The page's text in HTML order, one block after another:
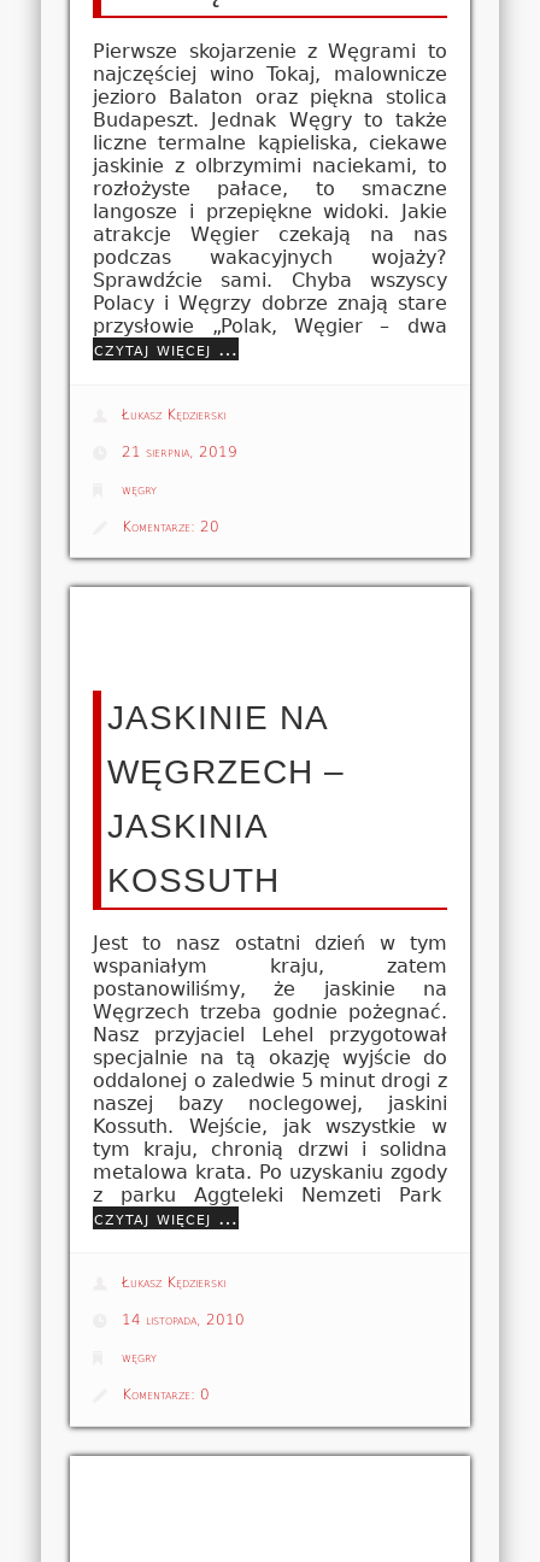
Pierwsze skojarzenie z Węgrami to
najczęściej wino Tokaj, malownicze
jezioro Balaton oraz piękna stolica
Budapeszt. Jednak Węgry to także
liczne termalne kąpieliska, ciekawe
jaskinie z olbrzymimi naciekami, to
rozłożyste pałace, to smaczne
langosze i przepiękne widoki. Jakie
atrakcje Węgier czekają na nas
podczas wakacyjnych wojaży?
Sprawdźcie sami. Chyba wszyscy
Polacy i Węgrzy dobrze znają stare
przysłowie „Polak, Węgier – dwa
czytaj więcej …
Łukasz Kędzierski
21 sierpnia, 2019
węgry
Komentarze:20
JASKINIE NA
WĘGRZECH –
JASKINIA
KOSSUTH
Jest to nasz ostatni dzień w tym
wspaniałym kraju, zatem
postanowiliśmy, że jaskinie na
Węgrzech trzeba godnie pożegnać.
Nasz przyjaciel Lehel przygotował
specjalnie na tą okazję wyjście do
oddalonej o zaledwie 5 minut drogi z
naszej bazy noclegowej, jaskini
Kossuth. Wejście, jak wszystkie w
tym kraju, chronią drzwi i solidna
metalowa krata. Po uzyskaniu zgody
z parku Aggteleki Nemzeti Park
czytaj więcej …
Łukasz Kędzierski
14 listopada, 2010
węgry
Komentarze: 0